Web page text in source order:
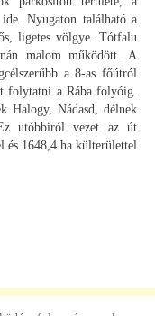
Nyugaton található a
ligetes völgye. Tótfalu
malom működött. A
a 8-as főútról
folytatni a Rába folyóig.
Halogy, Nádasd, délnek
utóbbiról vezet az út
és 1648,4 ha külterülettel